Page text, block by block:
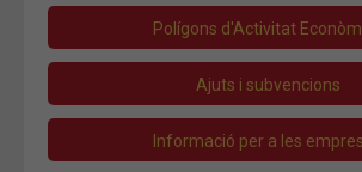
Polígons d'Activitat
Ajuts i subvencions
Informació per a les